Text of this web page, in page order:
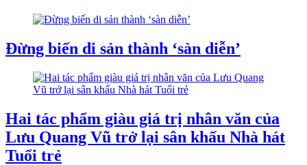
Đừng biến di sản thành ‘sàn diễn’
Hai tác phẩm giàu giá trị nhân văn của
Lưu Quang Vũ trở lại sân khấu Nhà hát
Tuổi trẻ